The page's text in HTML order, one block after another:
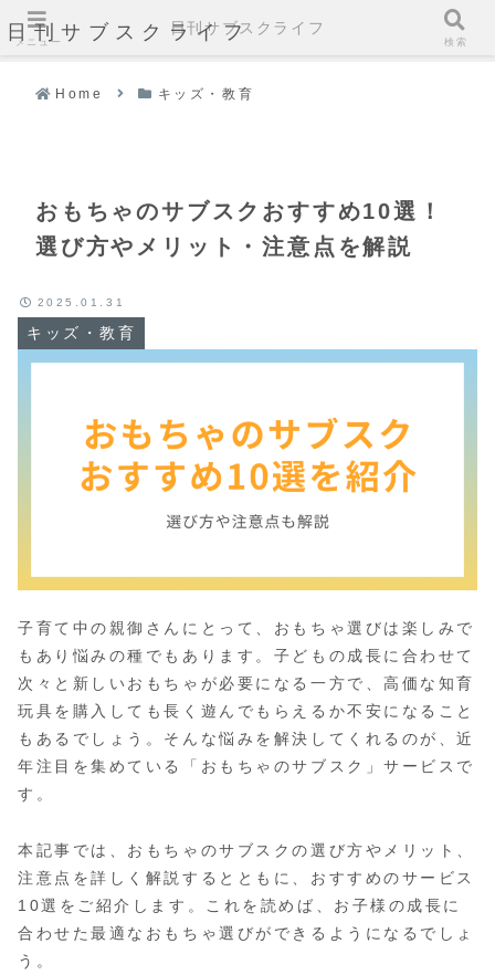
日刊サブスクライフ
Home キッズ・教育
おもちゃのサブスクおすすめ10選！
選び方やメリット・注意点を解説
キッズ・教育
2025.01.31
子育て中の親御さんにとって、おもちゃ選びは楽しみで
もあり悩みの種でもあります。子どもの成長に合わせて
次々と新しいおもちゃが必要になる一方で、高価な知育
玩具を購入しても長く遊んでもらえるか不安になること
もあるでしょう。そんな悩みを解決してくれるのが、近
年注目を集めている「おもちゃのサブスク」サービスで
す。
本記事では、おもちゃのサブスクの選び方やメリット、
注意点を詳しく解説するとともに、おすすめのサービス
10選をご紹介します。これを読めば、お子様の成長に
合わせた最適なおもちゃ選びができるようになるでしょ
う。
メニュー
日刊サブスクライフ
検索